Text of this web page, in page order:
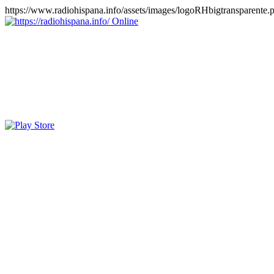
https://www.radiohispana.info/assets/images/
Online